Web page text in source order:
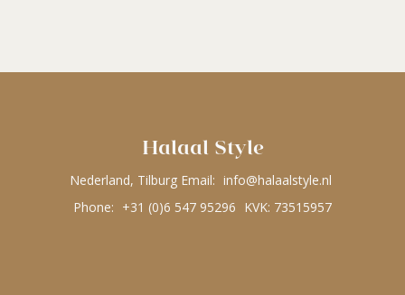
Halaal Style
Nederland, Tilburg Email: info@halaalstyle.nl
Phone: +31 (0)6 547 95296 KVK: 73515957